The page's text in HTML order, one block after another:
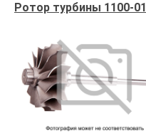
Ротор турбины 1100-